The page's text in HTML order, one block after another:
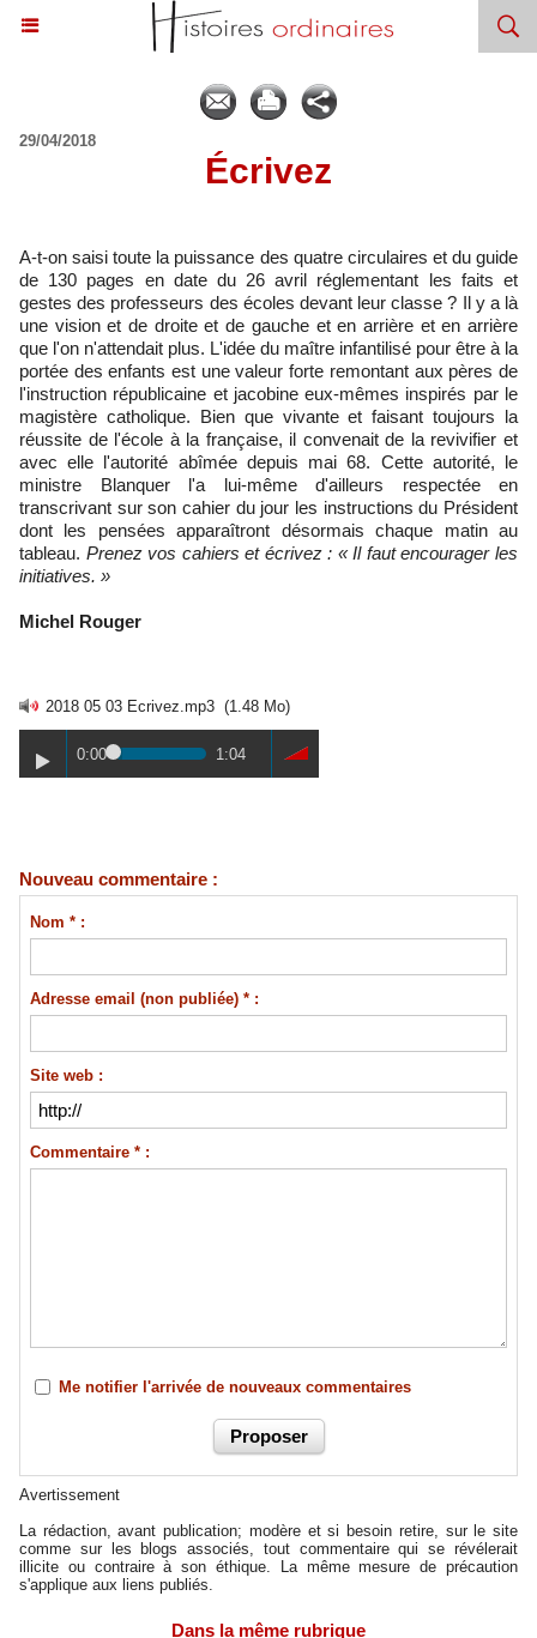
29/04/2018
Écrivez
A-t-on saisi toute la puissance des quatre circulaires et du guide
de 130 pages en date du 26 avril réglementant les faits et
gestes des professeurs des écoles devant leur classe ? Il y a là
une vision et de droite et de gauche et en arrière et en arrière
que l'on n'attendait plus. L'idée du maître infantilisé pour être à la
portée des enfants est une valeur forte remontant aux pères de
l'instruction républicaine et jacobine eux-mêmes inspirés par le
magistère catholique. Bien que vivante et faisant toujours la
réussite de l'école à la française, il convenait de la revivifier et
avec elle l'autorité abîmée depuis mai 68. Cette autorité, le
ministre Blanquer l'a lui-même d'ailleurs respectée en
transcrivant sur son cahier du jour les instructions du Président
dont les pensées apparaîtront désormais chaque matin au
tableau. Prenez vos cahiers et écrivez : « Il faut encourager les
initiatives. »
Michel Rouger
2018 05 03 Ecrivez.mp3 (1.48 Mo)
0:00 1:04
Nouveau commentaire :
Nom * :
Adresse email (non publiée) * :
Site web :
Commentaire * :
Me notifier l'arrivée de nouveaux commentaires
Avertissement
La rédaction, avant publication; modère et si besoin retire, sur le site
comme sur les blogs associés, tout commentaire qui se révélerait
illicite ou contraire à son éthique. La même mesure de précaution
s'applique aux liens publiés.
Dans la même rubrique